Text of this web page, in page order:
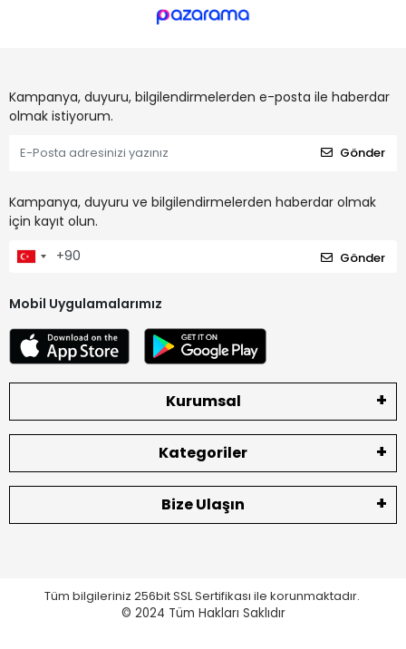
Kampanya, duyuru, bilgilendirmelerden e-posta ile haberdar
olmak istiyorum.
Gönder
Kampanya, duyuru ve bilgilendirmelerden haberdar olmak
için kayıt olun.
Gönder
Mobil Uygulamalarımız
Kurumsal
Kategoriler
Bize Ulaşın
Tüm bilgileriniz 256bit SSL Sertifikası ile korunmaktadır.
© 2024 Tüm Hakları Saklıdır